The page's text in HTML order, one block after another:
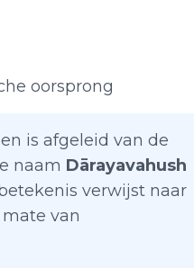
oorsprong
en is afgeleid van de
naam Dārayavahush
verwijst naar
van